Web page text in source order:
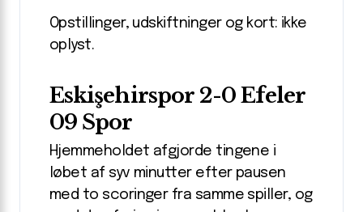
Opstillinger, udskiftninger og kort: ikke
oplyst.
Eskişehirspor 2-0 Efeler
09 Spor
Hjemmeholdet afgjorde tingene i
løbet af syv minutter efter pausen
med to scoringer fra samme spiller, og